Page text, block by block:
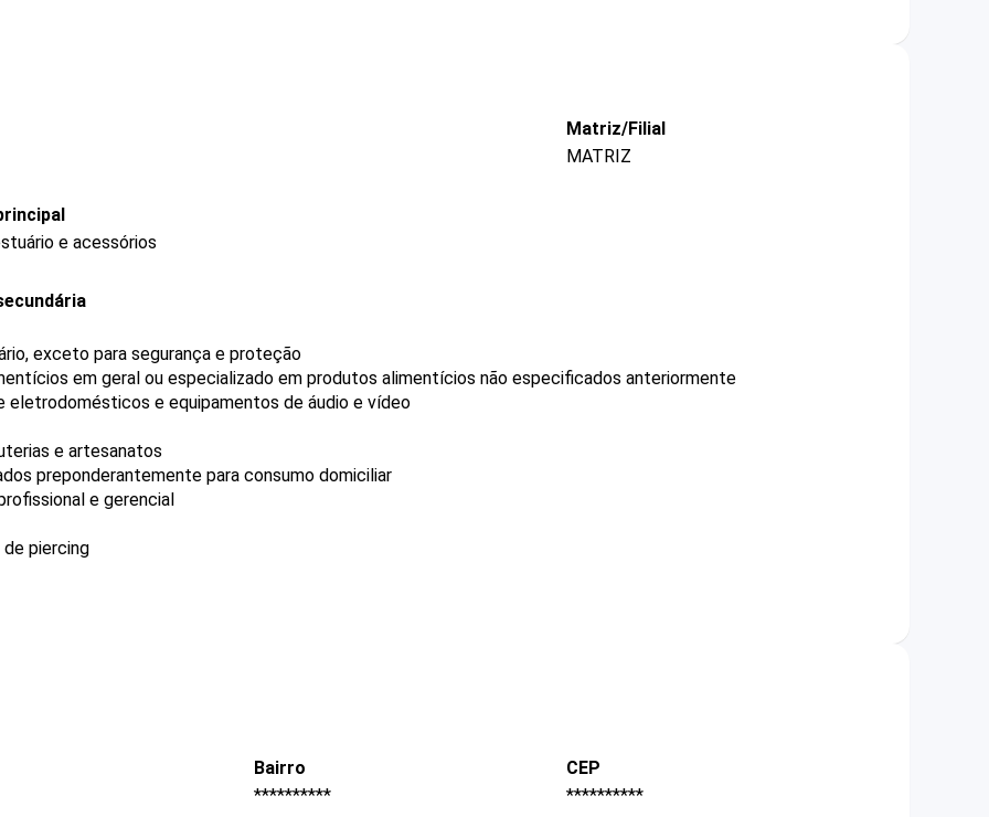
Matriz/Filial
MATRIZ
e acessórios
exceto para segurança e proteção
em geral ou especializado em produtos alimentícios não especificados anteriormente
e equipamentos de áudio e vídeo
e artesanatos
preponderantemente para consumo domiciliar
e gerencial
piercing
Bairro
**********
CEP
**********